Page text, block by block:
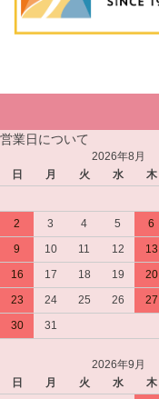
営業日について
2026年8月
日
月 火 水 木
2
3 4 5 6
9
10 11 12 13
16
17 18 19 20
23
24 25 26 27
30
31
2026年9月
日
月 火 水 木